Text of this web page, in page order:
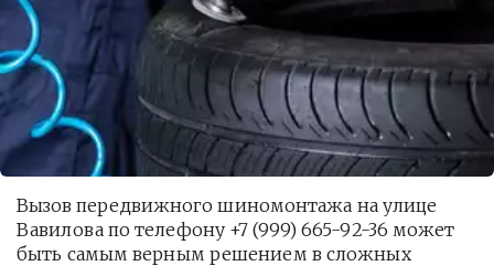
Вызов передвижного шиномонтажа на улице
Вавилова по телефону +7 (999) 665-92-36 может
быть самым верным решением в сложных